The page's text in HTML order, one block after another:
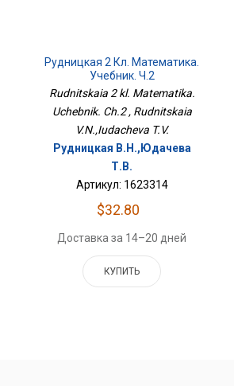
Рудницкая 2 Кл. Математика.
Учебник. Ч.2
Rudnitskaia 2 kl. Matematika.
Uchebnik. Ch.2 , Rudnitskaia
V.N.,Iudacheva T.V.
Рудницкая В.Н.,Юдачева
Т.В.
Артикул: 1623314
$32.80
Доставка за 14–20 дней
КУПИТЬ